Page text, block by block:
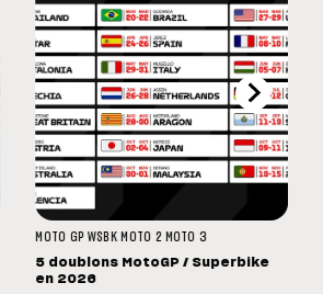
MOTO GP WSBK MOTO 2 MOTO 3
5 doublons MotoGP / Superbike
en 2026